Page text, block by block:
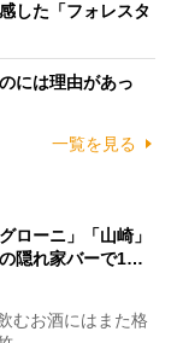
した「フォレスタ
には理由があっ
一覧を見る
ローニ」「山崎」
の隠れ家バーで1…
むお酒にはまた格